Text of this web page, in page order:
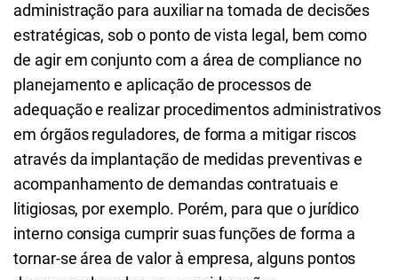
administração para auxiliar na tomada de decisões
estratégicas, sob o ponto de vista legal, bem como
de agir em conjunto com a área de compliance no
planejamento e aplicação de processos de
adequação e realizar procedimentos administrativos
em órgãos reguladores, de forma a mitigar riscos
através da implantação de medidas preventivas e
acompanhamento de demandas contratuais e
litigiosas, por exemplo. Porém, para que o jurídico
interno consiga cumprir suas funções de forma a
tornar-se área de valor à empresa, alguns pontos